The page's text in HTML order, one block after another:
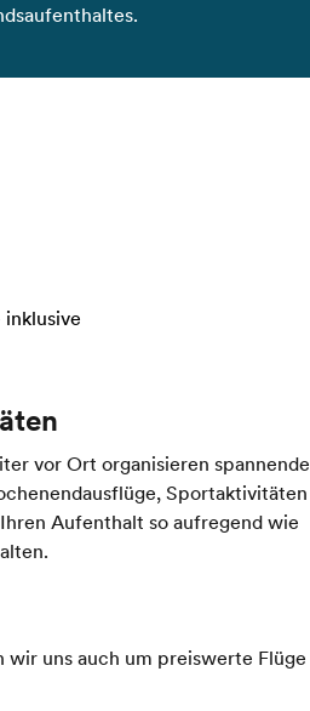
vor Ort organisieren spannende
Sportaktivitäten
Aufenthalt so aufregend wie
wir uns auch um preiswerte Flüge